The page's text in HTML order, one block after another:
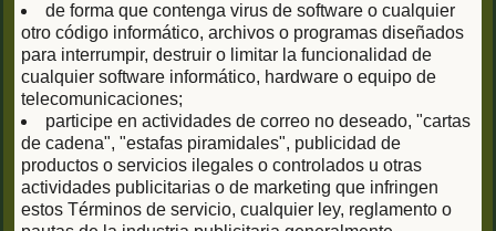
de forma que contenga virus de software o cualquier
otro código informático, archivos o programas diseñados
para interrumpir, destruir o limitar la funcionalidad de
cualquier software informático, hardware o equipo de
telecomunicaciones;
participe en actividades de correo no deseado, "cartas
de cadena", "estafas piramidales", publicidad de
productos o servicios ilegales o controlados u otras
actividades publicitarias o de marketing que infringen
estos Términos de servicio, cualquier ley, reglamento o